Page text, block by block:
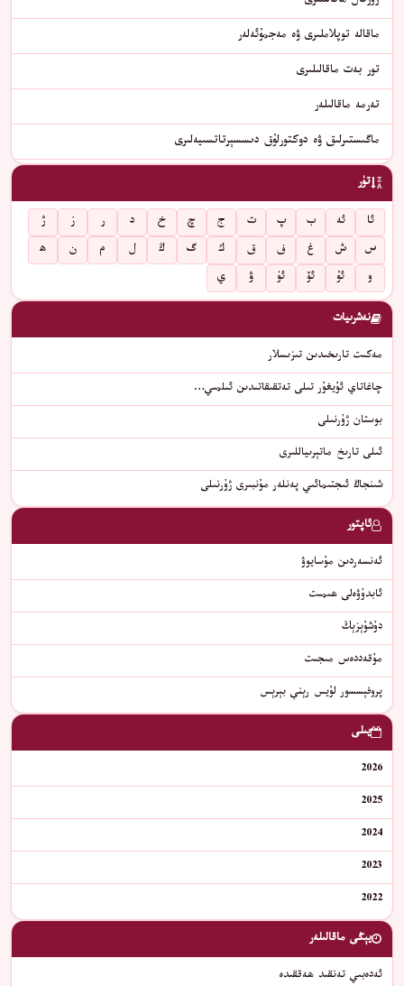
ماقالە توپلاملىرى ۋە مەجمۇئەلەر
تور بەت ماقالىلىرى
تەرمە ماقالىلەر
ماگىستىرلىق ۋە دوكتورلۇق دىسسېرتاتسىيەلىرى
تۈر
ئا ئە ب پ ت ج چ خ د ر ز
ژ
س
ش غ ف ق ك گ ڭ ل م ن
ھ
و
ئۇ ئۆ ئۈ ۋ ي
نەشرىيات
مەكىت تارىخىدىن تىزىسلار
چاغاتاي ئۇيغۇر تىلى تەتقىقاتىدىن ئىلمىي…
بوستان ژۇرنىلى
ئىلى تارىخ ماتېرىياللىرى
شىنجاڭ ئىجتىمائىي پەنلەر مۇنبىرى ژۇرنىلى
ئاپتور
ئەنسەردىن مۇسايوۋ
ئابدۇۋەلى ھىمىت
دۇشۇېزېڭ
مۇقەددەس مىجىت
ﭘﺮﻭﻓﯧﺴﺴﻮﺭ ﻟﯘﻳﺲ ﺭﯦﻨﯥ ﺑﯧﺮﯦﺲ
يىلى
2026
2025
2024
2023
2022
يېڭى ماقالىلەر
ئەدەبىي تەنقىد ھەققىدە